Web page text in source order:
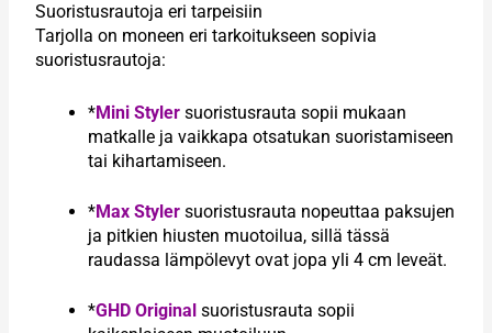
Suoristusrautoja eri tarpeisiin
Tarjolla on moneen eri tarkoitukseen sopivia
suoristusrautoja:
*Mini Styler suoristusrauta sopii mukaan
matkalle ja vaikkapa otsatukan suoristamiseen
tai kihartamiseen.
*Max Styler suoristusrauta nopeuttaa paksujen
ja pitkien hiusten muotoilua, sillä tässä
raudassa lämpölevyt ovat jopa yli 4 cm leveät.
*GHD Original suoristusrauta sopii